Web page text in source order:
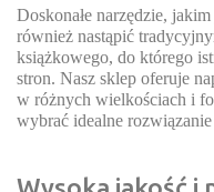
Doskonałe narzędzie, jakim
również nastąpić
książkowego, do którego
stron. Nasz sklep oferuje
w różnych wielkościach i
wybrać idealne